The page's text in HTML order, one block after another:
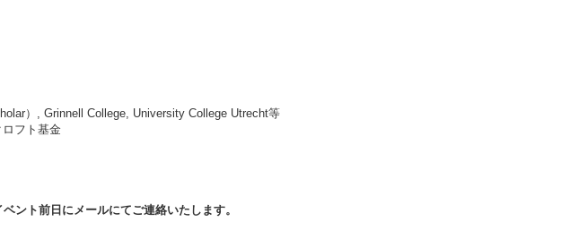
）, Grinnell College, University College Utrecht等
フト基金
ント前日にメールにてご連絡いたします。